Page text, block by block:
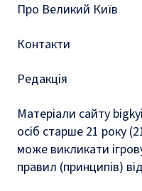
Про Великий Київ
Контакти
Редакція
Матеріали сайту
осіб старше 21 року
може викликати
правил (принципів)